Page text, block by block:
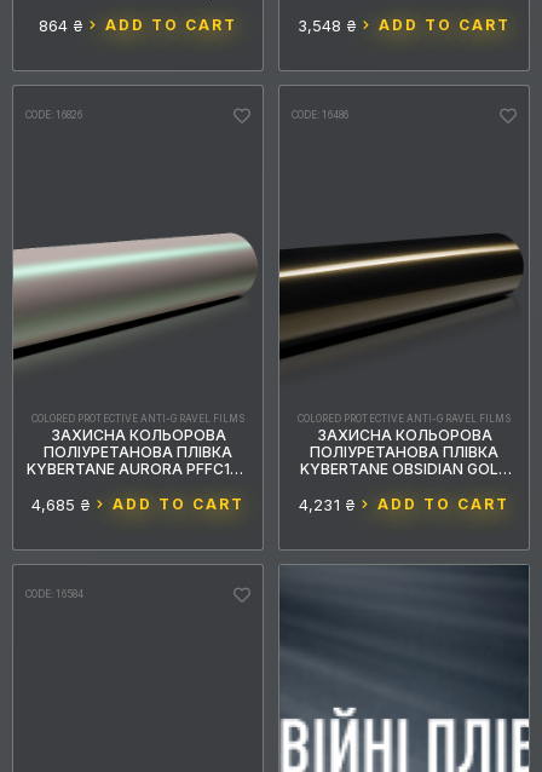
864 ₴ ADD TO CART 3,548 ₴ ADD TO CART
CODE: 16826
COLORED PROTECTIVE ANTI-GRAVEL FILMS
ЗАХИСНА КОЛЬОРОВА
ПОЛІУРЕТАНОВА ПЛІВКА
KYBERTANE AURORA PFFС133
4,685 ₴ ADD TO CART
CODE: 16486
COLORED PROTECTIVE ANTI-GRAVEL FILMS
ЗАХИСНА КОЛЬОРОВА
ПОЛІУРЕТАНОВА ПЛІВКА
KYBERTANE OBSIDIAN GOLD
4,231 ₴ ADD TO CART
CODE: 16584